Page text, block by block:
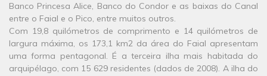
Banco Princesa Alice, Banco do Condor e as baixas do Canal
entre o Faial e o Pico, entre muitos outros.
Com 19,8 quilómetros de comprimento e 14 quilómetros de
largura máxima, os 173,1 km2 da área do Faial apresentam
uma forma pentagonal. É a terceira ilha mais habitada do
arquipélago, com 15 629 residentes (dados de 2008). A ilha do